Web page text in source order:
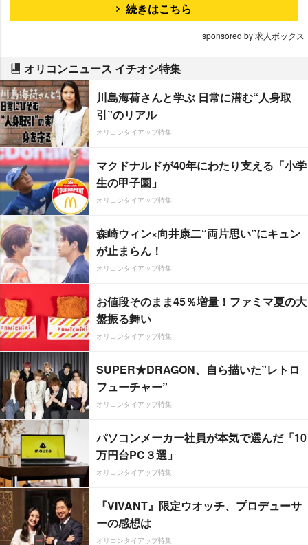
続きはこちら
sponsored by 求人ボックス
オリコンニュース イチオシ特集
川島海荷さんと学ぶ 日常に潜む“人身取
引”のリアル
オリコンタイアップ特集
マクドナルドが40年にわたり支える「小学
生の甲子園」
オリコンタイアップ特集
森崎ウィン×向井康二“両片思い”にキュン
が止まらん！
オリコンタイアップ特集
お値段そのまま45％増量！ファミマ夏の大
盤振る舞い
オリコンタイアップ特集
SUPER★DRAGON、自ら描いた”レトロ
フューチャー”
オリコンタイアップ特集
パソコンメーカー社員が本気で選んだ「10
万円台PC３選」
オリコンタイアップ特集
『VIVANT』限定ウオッチ、プロデューサ
ーの感想は
オリコンタイアップ特集